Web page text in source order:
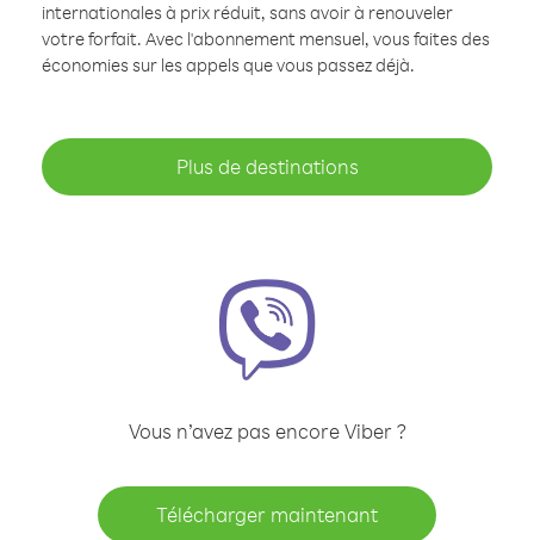
internationales à prix réduit, sans avoir à renouveler
votre forfait. Avec l'abonnement mensuel, vous faites des
économies sur les appels que vous passez déjà.
Plus de destinations
Vous n’avez pas encore Viber ?
Télécharger maintenant